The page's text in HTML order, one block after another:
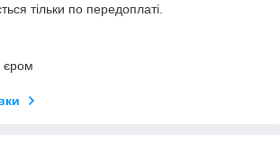
тільки по передоплаті.
єром